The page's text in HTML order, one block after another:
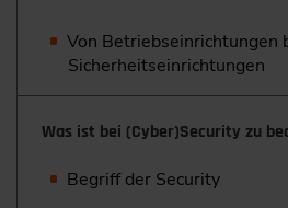
Von Betriebseinrichtungen
Sicherheitseinrichtungen
Was ist bei (Cyber)Security zu
Begriff der Security